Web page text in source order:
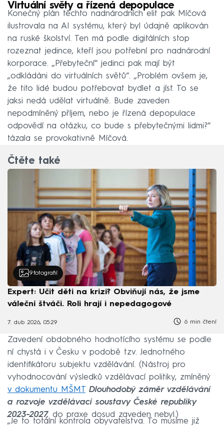
Virtuální světy a řízená depopulace
Konečný plán těchto nadnárodních elit pak Míčová
ilustrovala na AI systému, který byl údajně aplikován
na ruské školství. Ten má podle digitálních stop
rozeznat jedince, kteří jsou potřební pro nadnárodní
korporace. „Přebyteční“ jedinci pak mají být
„odkládáni do virtuálních světů“. „Problém ovšem je,
že tito lidé budou potřebovat bydlet a jíst. To se
jaksi nedá udělat virtuálně. Bude zaveden
nepodmíněný příjem, nebo je řízená depopulace
odpovědí na otázku, co bude s přebytečnými lidmi?“
tázala se provokativně Míčová.
Čtěte také
9 fotografií
Expert: Učit děti na krizi? Obviňují nás, že jsme
váleční štváči. Roli hrají i nepedagogové
7. dub 2026, 05:29 6 min čtení
Zavedení obdobného hodnotícího systému se podle
ní chystá i v Česku v podobě tzv. Jednotného
identifikátoru subjektu vzdělávání. (Nástroj pro
vyhodnocování výsledků vzdělávací politiky, zmíněný
v dokumentu MŠMT Dlouhodobý záměr vzdělávání
a rozvoje vzdělávací soustavy České republiky
2023-2027, do praxe dosud zaveden nebyl.)
„Je to totální kontrola obyvatelstva. To musíme již